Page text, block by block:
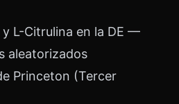
y L-Citrulina en la DE —
aleatorizados
Princeton (Tercer